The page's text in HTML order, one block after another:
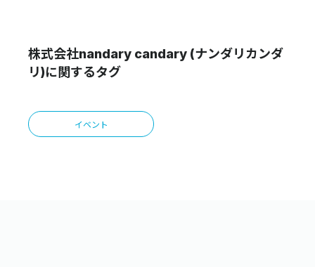
株式会社nandary candary (ナンダリカンダ
リ)に関するタグ
イベント